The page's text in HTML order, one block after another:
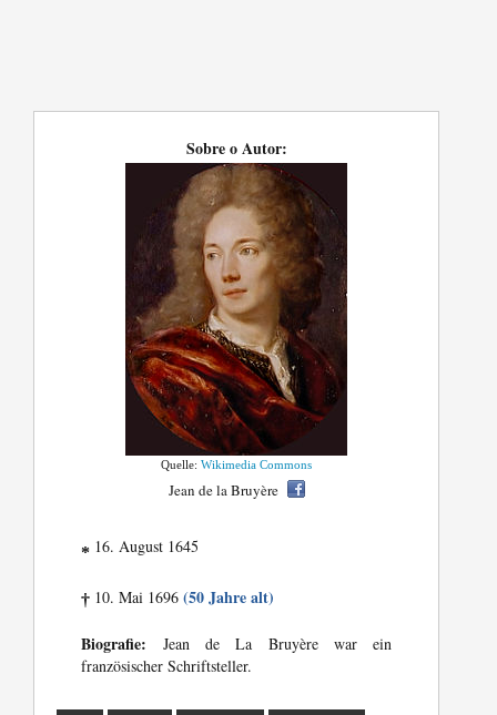
Sobre o Autor:
Quelle:Wikimedia Commons
Jean de la Bruyère
* 16. August 1645
† 10. Mai 1696(50 Jahre alt)
Biografie: Jean de La Bruyère war ein
französischer Schriftsteller.